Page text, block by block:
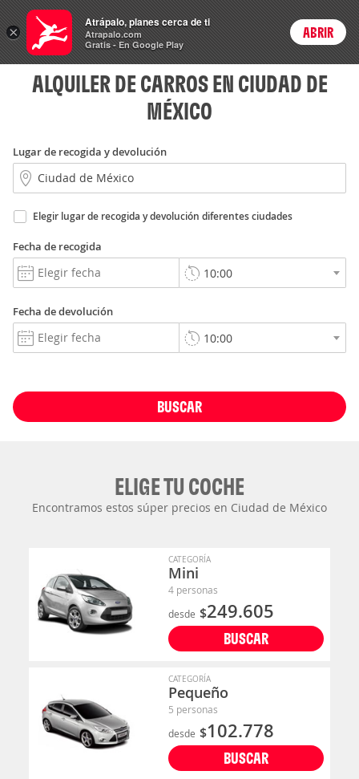
Carros Login
ALQUILER DE CARROS EN CIUDAD DE
MÉXICO
Lugar de recogida y devolución
Elegir lugar de recogida y devolución diferentes ciudades
Fecha de recogida
Fecha de devolución
BUSCAR
ELIGE TU COCHE
Encontramos estos súper precios en Ciudad de México
CATEGORÍA
Mini
4 personas
desde $249.605
BUSCAR
CATEGORÍA
Pequeño
5 personas
desde $102.778
BUSCAR
×
Atrápalo, planes cerca de ti
Atrapalo.com
Gratis - En Google Play
ABRIR